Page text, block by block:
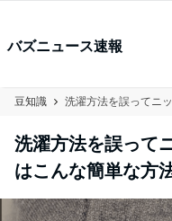
バズニュース速報
豆知識
洗濯方法を誤って
はこんな簡単な方